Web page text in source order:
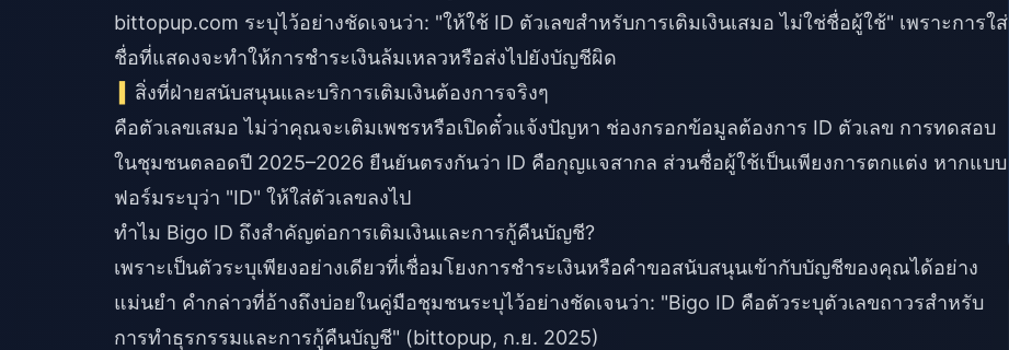
bittopup.com ระบุไว้อย่างชัดเจนว่า: "ให้ใช้ ID ตัวเลขสำหรับการเติมเงินเสมอ ไม่ใช่ชื่อผู้ใช้" เพราะการใส่
ชื่อที่แสดงจะทำให้การชำระเงินล้มเหลวหรือส่งไปยังบัญชีผิด
สิ่งที่ฝ่ายสนับสนุนและบริการเติมเงินต้องการจริงๆ
คือตัวเลขเสมอ ไม่ว่าคุณจะเติมเพชรหรือเปิดตั๋วแจ้งปัญหา ช่องกรอกข้อมูลต้องการ ID ตัวเลข การทดสอบ
ในชุมชนตลอดปี 2025–2026 ยืนยันตรงกันว่า ID คือกุญแจสากล ส่วนชื่อผู้ใช้เป็นเพียงการตกแต่ง หากแบบ
ฟอร์มระบุว่า "ID" ให้ใส่ตัวเลขลงไป
ทำไม Bigo ID ถึงสำคัญต่อการเติมเงินและการกู้คืนบัญชี?
เพราะเป็นตัวระบุเพียงอย่างเดียวที่เชื่อมโยงการชำระเงินหรือคำขอสนับสนุนเข้ากับบัญชีของคุณได้อย่าง
แม่นยำ คำกล่าวที่อ้างถึงบ่อยในคู่มือชุมชนระบุไว้อย่างชัดเจนว่า: "Bigo ID คือตัวระบุตัวเลขถาวรสำหรับ
การทำธุรกรรมและการกู้คืนบัญชี" (bittopup, ก.ย. 2025)